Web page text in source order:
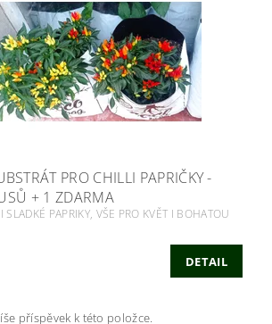
PRO CHILLI PAPRIČKY -
+ 1 ZDARMA
SLADKÉ PAPRIKY, VŠE PRO KVĚT I BOHATOU
DETAIL
příspěvek k této položce.